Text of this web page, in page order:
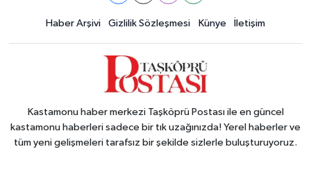
Haber Arşivi Gizlilik Sözleşmesi Künye İletişim
Kastamonu haber merkezi Taşköprü Postası ile en güncel
kastamonu haberleri sadece bir tık uzağınızda! Yerel haberler ve
tüm yeni gelişmeleri tarafsız bir şekilde sizlerle buluşturuyoruz.